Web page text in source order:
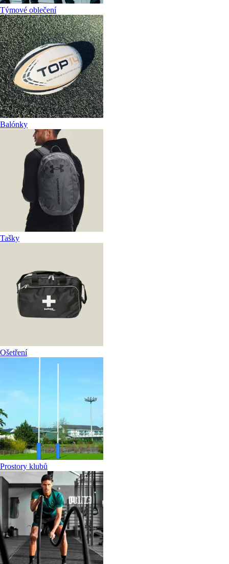
Týmové oblečení
Balónky
Tašky
Ošetření
Prostory klubů